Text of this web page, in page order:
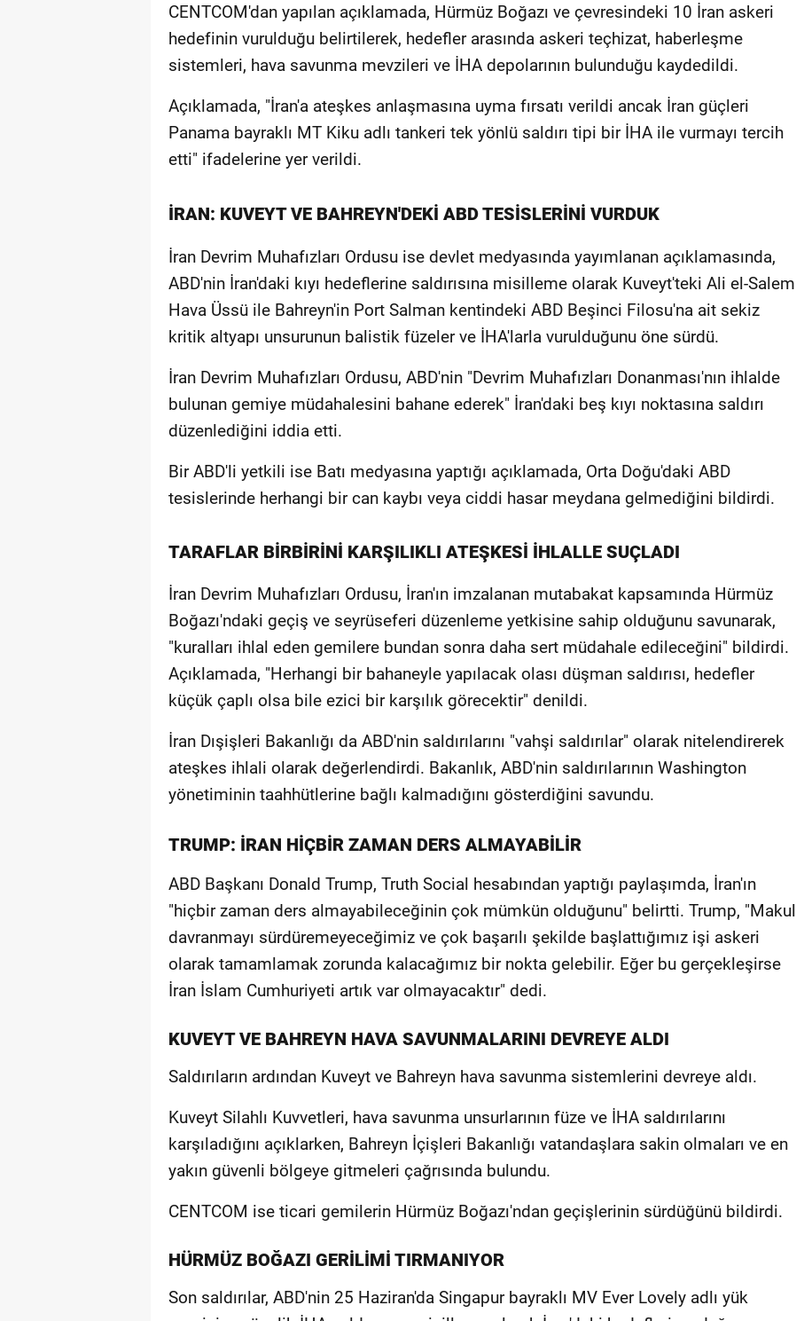
CENTCOM'dan yapılan açıklamada, Hürmüz Boğazı ve çevresindeki 10 İran askeri
hedefinin vurulduğu belirtilerek, hedefler arasında askeri teçhizat, haberleşme
sistemleri, hava savunma mevzileri ve İHA depolarının bulunduğu kaydedildi.
Açıklamada, "İran'a ateşkes anlaşmasına uyma fırsatı verildi ancak İran güçleri
Panama bayraklı MT Kiku adlı tankeri tek yönlü saldırı tipi bir İHA ile vurmayı tercih
etti" ifadelerine yer verildi.
İRAN: KUVEYT VE BAHREYN'DEKİ ABD TESİSLERİNİ VURDUK
İran Devrim Muhafızları Ordusu ise devlet medyasında yayımlanan açıklamasında,
ABD'nin İran'daki kıyı hedeflerine saldırısına misilleme olarak Kuveyt'teki Ali el-Salem
Hava Üssü ile Bahreyn'in Port Salman kentindeki ABD Beşinci Filosu'na ait sekiz
kritik altyapı unsurunun balistik füzeler ve İHA'larla vurulduğunu öne sürdü.
İran Devrim Muhafızları Ordusu, ABD'nin "Devrim Muhafızları Donanması'nın ihlalde
bulunan gemiye müdahalesini bahane ederek" İran'daki beş kıyı noktasına saldırı
düzenlediğini iddia etti.
Bir ABD'li yetkili ise Batı medyasına yaptığı açıklamada, Orta Doğu'daki ABD
tesislerinde herhangi bir can kaybı veya ciddi hasar meydana gelmediğini bildirdi.
TARAFLAR BİRBİRİNİ KARŞILIKLI ATEŞKESİ İHLALLE SUÇLADI
İran Devrim Muhafızları Ordusu, İran'ın imzalanan mutabakat kapsamında Hürmüz
Boğazı'ndaki geçiş ve seyrüseferi düzenleme yetkisine sahip olduğunu savunarak,
"kuralları ihlal eden gemilere bundan sonra daha sert müdahale edileceğini" bildirdi.
Açıklamada, "Herhangi bir bahaneyle yapılacak olası düşman saldırısı, hedefler
küçük çaplı olsa bile ezici bir karşılık görecektir" denildi.
İran Dışişleri Bakanlığı da ABD'nin saldırılarını "vahşi saldırılar" olarak nitelendirerek
ateşkes ihlali olarak değerlendirdi. Bakanlık, ABD'nin saldırılarının Washington
yönetiminin taahhütlerine bağlı kalmadığını gösterdiğini savundu.
TRUMP: İRAN HİÇBİR ZAMAN DERS ALMAYABİLİR
ABD Başkanı Donald Trump, Truth Social hesabından yaptığı paylaşımda, İran'ın
"hiçbir zaman ders almayabileceğinin çok mümkün olduğunu" belirtti. Trump, "Makul
davranmayı sürdüremeyeceğimiz ve çok başarılı şekilde başlattığımız işi askeri
olarak tamamlamak zorunda kalacağımız bir nokta gelebilir. Eğer bu gerçekleşirse
İran İslam Cumhuriyeti artık var olmayacaktır" dedi.
KUVEYT VE BAHREYN HAVA SAVUNMALARINI DEVREYE ALDI
Saldırıların ardından Kuveyt ve Bahreyn hava savunma sistemlerini devreye aldı.
Kuveyt Silahlı Kuvvetleri, hava savunma unsurlarının füze ve İHA saldırılarını
karşıladığını açıklarken, Bahreyn İçişleri Bakanlığı vatandaşlara sakin olmaları ve en
yakın güvenli bölgeye gitmeleri çağrısında bulundu.
CENTCOM ise ticari gemilerin Hürmüz Boğazı'ndan geçişlerinin sürdüğünü bildirdi.
HÜRMÜZ BOĞAZI GERİLİMİ TIRMANIYOR
Son saldırılar, ABD'nin 25 Haziran'da Singapur bayraklı MV Ever Lovely adlı yük